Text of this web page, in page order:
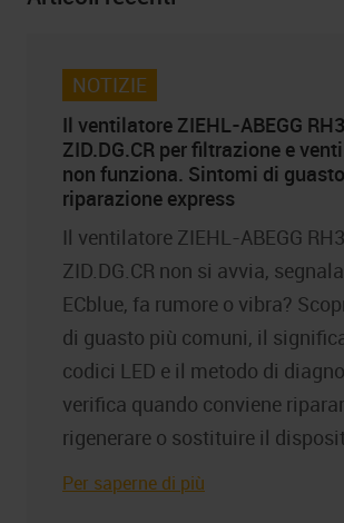
NOTIZIE
Il ventilatore ZIEHL-ABEGG
ZID.DG.CR per filtrazione e
non funziona. Sintomi di
riparazione express
Il ventilatore ZIEHL-ABEGG
ZID.DG.CR non si avvia,
ECblue, fa rumore o vibra?
di guasto più comuni, il
codici LED e il metodo di
verifica quando conviene
rigenerare o sostituire il
Per saperne di più